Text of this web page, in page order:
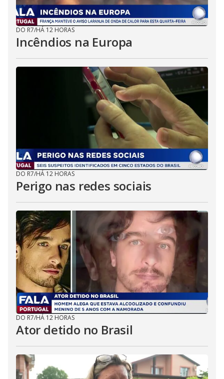
DO R7/HÁ 12 HORAS
Incêndios na Europa
DO R7/HÁ 12 HORAS
Perigo nas redes sociais
DO R7/HÁ 12 HORAS
Ator detido no Brasil